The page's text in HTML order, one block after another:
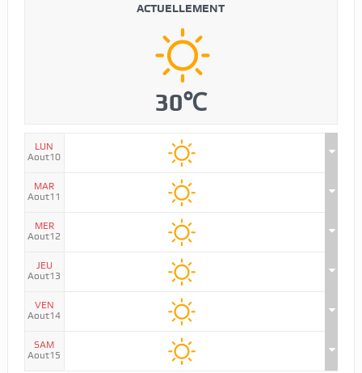
ACTUELLEMENT
30℃
LUN
Aout10
MAR
Aout11
MER
Aout12
JEU
Aout13
VEN
Aout14
SAM
Aout15